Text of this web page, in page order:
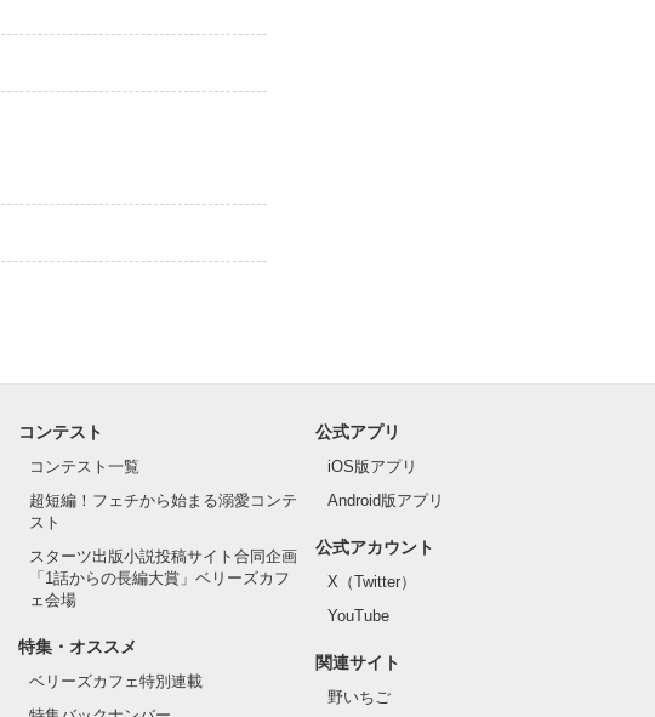
コンテスト
コンテスト一覧
超短編！フェチから始まる溺愛コンテ
スト
スターツ出版小説投稿サイト合同企画
「1話からの長編大賞」ベリーズカフ
ェ会場
特集・オススメ
ベリーズカフェ特別連載
公式アプリ
iOS版アプリ
Android版アプリ
公式アカウント
X（Twitter）
YouTube
関連サイト
野いちご